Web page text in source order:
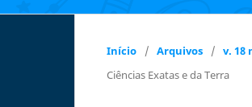
Início / Arquivos / v. 18
Ciências Exatas e da Terra